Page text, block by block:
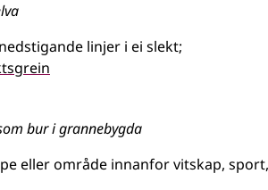
linjer i ei slekt;
bur i grannebygda
eller område innanfor vitskap,